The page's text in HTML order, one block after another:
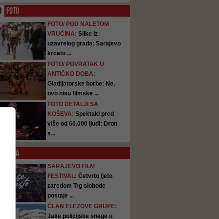
FOTO
FOTO/ POD NALETOM
VRUĆINA: Slike iz
uzavrelog grada: Sarajevo
krcato ...
FOTO/ POVRATAK U
ANTIČKO DOBA:
Gladijatorske borbe: Ne,
ovo nisu filmske ...
FOTO DETALJI SA
KOŠEVA: Spektakl pred
više od 60.000 ljudi: Dron
s...
SATA
SARAJEVO FILM
FESTIVAL: Četvrto ljeto
zaredom Trg slobode
postaje ...
ČLAN ELEZOVE GRUPE:
Jake policijske snage u